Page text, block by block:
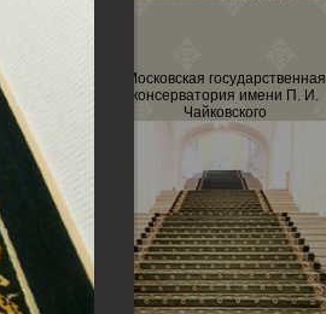
Московская государственная
консерватория имени П. И.
Чайковского